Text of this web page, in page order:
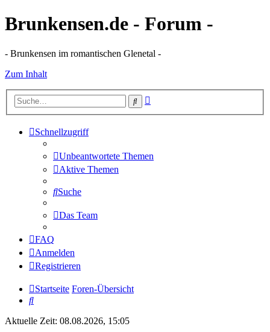
Brunkensen.de - Forum -
- Brunkensen im romantischen Glenetal -
Zum Inhalt
Suche
Schnellzugriff
Unbeantwortete Themen
Aktive Themen
Suche
Das Team
FAQ
Anmelden
Registrieren
Startseite Foren-Übersicht
Suche
Aktuelle Zeit: 08.08.2026, 15:05